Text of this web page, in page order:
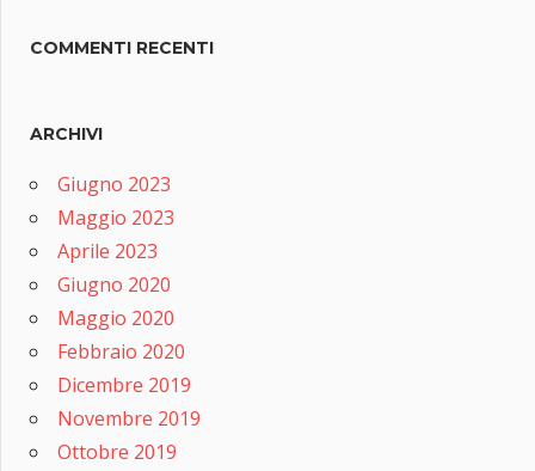
COMMENTI RECENTI
ARCHIVI
Giugno 2023
Maggio 2023
Aprile 2023
Giugno 2020
Maggio 2020
Febbraio 2020
Dicembre 2019
Novembre 2019
Ottobre 2019